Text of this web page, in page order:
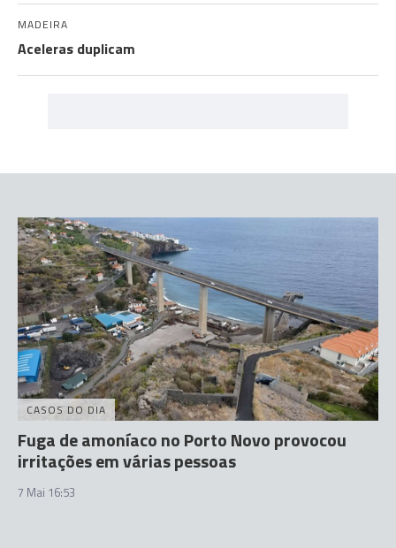
MADEIRA
Aceleras duplicam
CASOS DO DIA
Fuga de amoníaco no Porto Novo provocou
irritações em várias pessoas
7 Mai 16:53